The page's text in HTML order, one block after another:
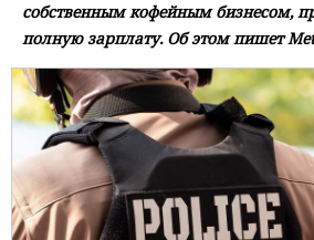
собственным кофейным бизнесом,
полную зарплату. Об этом пишет